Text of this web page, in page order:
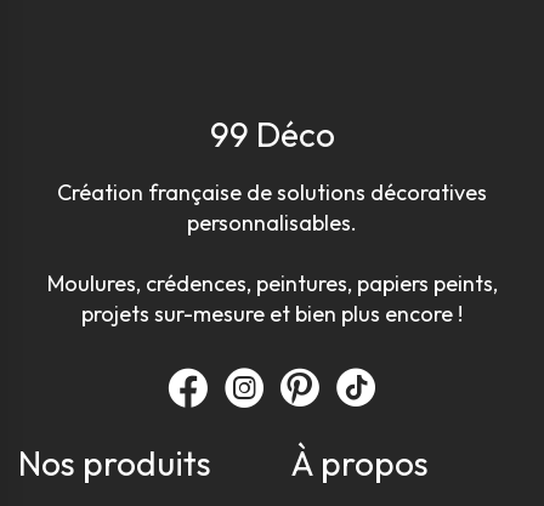
99 Déco
Création française de solutions décoratives
personnalisables.
Moulures, crédences, peintures, papiers peints,
projets sur-mesure et bien plus encore !
Nos produits À propos